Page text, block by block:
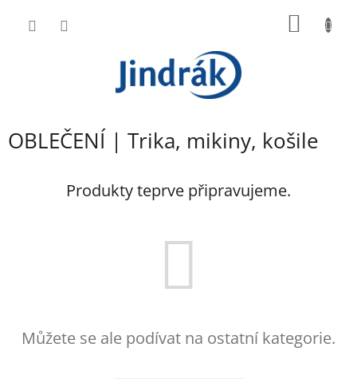
OBLEČENÍ | Trika, mikiny, košile
Produkty teprve připravujeme.
Můžete se ale podívat na ostatní kategorie.